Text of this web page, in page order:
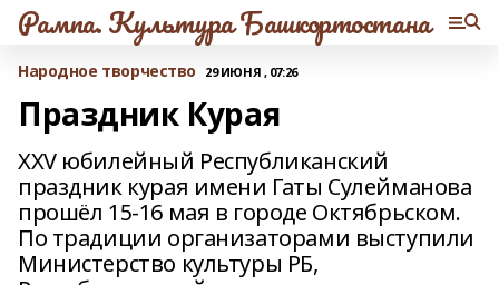
Рампа. Культура Башкортостана
Народное творчество 29 ИЮНЯ , 07:26
Праздник Курая
XXV юбилейный Республиканский
праздник курая имени Гаты Сулейманова
прошёл 15-16 мая в городе Октябрьском.
По традиции организаторами выступили
Министерство культуры РБ,